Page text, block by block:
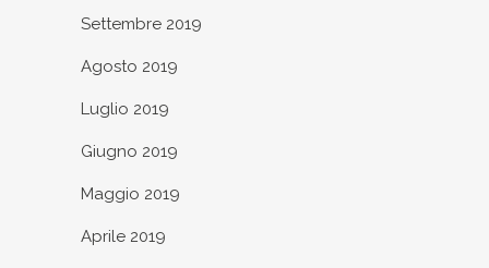
Settembre 2019
Agosto 2019
Luglio 2019
Giugno 2019
Maggio 2019
Aprile 2019